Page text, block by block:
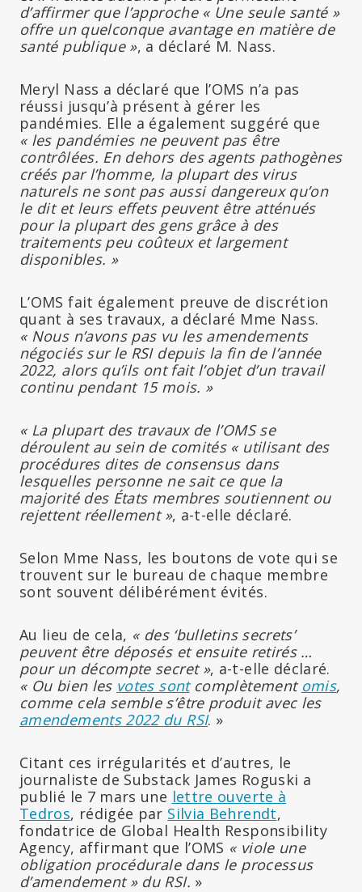
d’affirmer que l’approche « Une seule santé »
offre un quelconque avantage en matière de
santé publique », a déclaré M. Nass.
Meryl Nass a déclaré que l’OMS n’a pas
réussi jusqu’à présent à gérer les
pandémies. Elle a également suggéré que
« les pandémies ne peuvent pas être
contrôlées. En dehors des agents pathogènes
créés par l’homme, la plupart des virus
naturels ne sont pas aussi dangereux qu’on
le dit et leurs effets peuvent être atténués
pour la plupart des gens grâce à des
traitements peu coûteux et largement
disponibles. »
L’OMS fait également preuve de discrétion
quant à ses travaux, a déclaré Mme Nass.
« Nous n’avons pas vu les amendements
négociés sur le RSI depuis la fin de l’année
2022, alors qu’ils ont fait l’objet d’un travail
continu pendant 15 mois. »
« La plupart des travaux de l’OMS se
déroulent au sein de comités « utilisant des
procédures dites de consensus dans
lesquelles personne ne sait ce que la
majorité des États membres soutiennent ou
rejettent réellement », a-t-elle déclaré.
Selon Mme Nass, les boutons de vote qui se
trouvent sur le bureau de chaque membre
sont souvent délibérément évités.
Au lieu de cela, « des ‘bulletins secrets’
peuvent être déposés et ensuite retirés …
pour un décompte secret », a-t-elle déclaré.
« Ou bien les votes sontcomplètement omis,
comme cela semble s’être produit avec les
amendements 2022 du RSI. »
Citant ces irrégularités et d’autres, le
journaliste de Substack James Roguski a
publié le 7 mars une lettre ouverte à
Tedros, rédigée par Silvia Behrendt,
fondatrice de Global Health Responsibility
Agency, affirmant que l’OMS « viole une
obligation procédurale dans le processus
d’amendement » du RSI. »